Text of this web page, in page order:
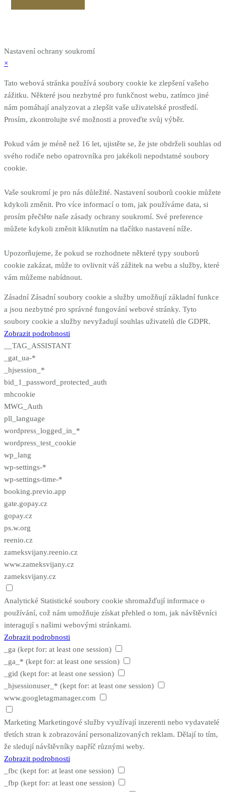
Nastavení ochrany soukromí
×
Tato webová stránka používá soubory cookie ke zlepšení vašeho
zážitku. Některé jsou nezbytné pro funkčnost webu, zatímco jiné
nám pomáhají analyzovat a zlepšit vaše uživatelské prostředí.
Prosím, zkontrolujte své možnosti a proveďte svůj výběr.
Pokud vám je méně než 16 let, ujistěte se, že jste obdrželi souhlas od
svého rodiče nebo opatrovníka pro jakékoli nepodstatné soubory
cookie.
Vaše soukromí je pro nás důležité. Nastavení souborů cookie můžete
kdykoli změnit. Pro více informací o tom, jak používáme data, si
prosím přečtěte naše zásady ochrany soukromí. Své preference
můžete kdykoli změnit kliknutím na tlačítko nastavení níže.
Upozorňujeme, že pokud se rozhodnete některé typy souborů
cookie zakázat, může to ovlivnit váš zážitek na webu a služby, které
vám můžeme nabídnout.
Zásadní Zásadní soubory cookie a služby umožňují základní funkce
a jsou nezbytné pro správné fungování webové stránky. Tyto
soubory cookie a služby nevyžadují souhlas uživatelů dle GDPR.
Zobrazit podrobnosti
__TAG_ASSISTANT
_gat_ua-*
_hjsession_*
bid_1_password_protected_auth
mhcookie
MWG_Auth
pll_language
wordpress_logged_in_*
wordpress_test_cookie
wp_lang
wp-settings-*
wp-settings-time-*
booking.previo.app
gate.gopay.cz
gopay.cz
ps.w.org
reenio.cz
zameksvijany.reenio.cz
www.zameksvijany.cz
zameksvijany.cz
Analytické Statistické soubory cookie shromažďují informace o
používání, což nám umožňuje získat přehled o tom, jak návštěvníci
interagují s našimi webovými stránkami.
Zobrazit podrobnosti
_ga (kept for: at least one session)
_ga_* (kept for: at least one session)
_gid (kept for: at least one session)
_hjsessionuser_* (kept for: at least one session)
www.googletagmanager.com
Marketing Marketingové služby využívají inzerenti nebo vydavatelé
třetích stran k zobrazování personalizovaných reklam. Dělají to tím,
že sledují návštěvníky napříč různými weby.
Zobrazit podrobnosti
_fbc (kept for: at least one session)
_fbp (kept for: at least one session)